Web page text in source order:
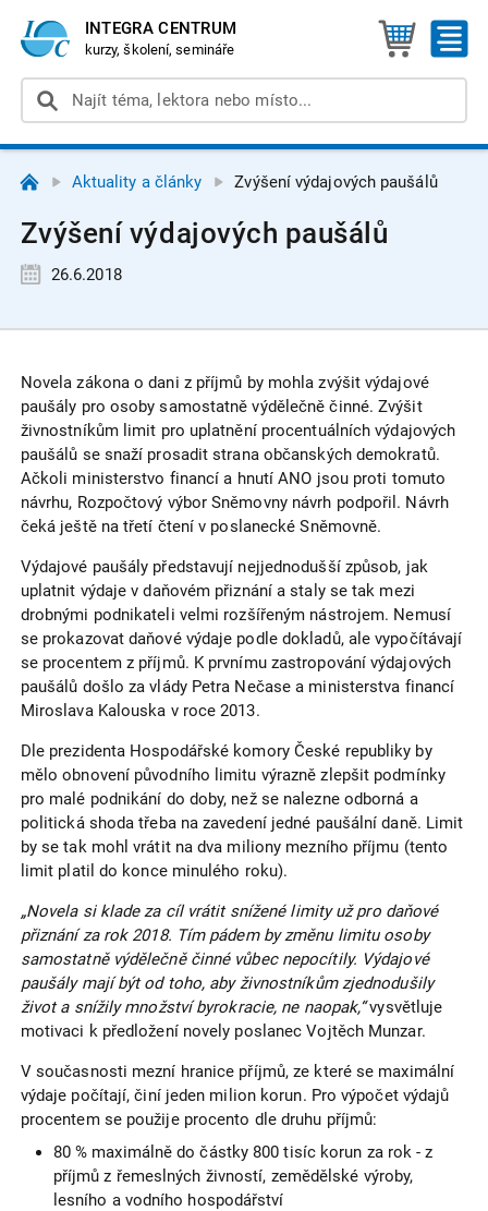
INTEGRA CENTRUM
kurzy, školení, semináře
Aktuality a články Zvýšení výdajových paušálů
Zvýšení výdajových paušálů
26.6.2018
Novela zákona o dani z příjmů by mohla zvýšit výdajové
paušály pro osoby samostatně výdělečně činné. Zvýšit
živnostníkům limit pro uplatnění procentuálních výdajových
paušálů se snaží prosadit strana občanských demokratů.
Ačkoli ministerstvo financí a hnutí ANO jsou proti tomuto
návrhu, Rozpočtový výbor Sněmovny návrh podpořil. Návrh
čeká ještě na třetí čtení v poslanecké Sněmovně.
Výdajové paušály představují nejjednodušší způsob, jak
uplatnit výdaje v daňovém přiznání a staly se tak mezi
drobnými podnikateli velmi rozšířeným nástrojem. Nemusí
se prokazovat daňové výdaje podle dokladů, ale vypočítávají
se procentem z příjmů. K prvnímu zastropování výdajových
paušálů došlo za vlády Petra Nečase a ministerstva financí
Miroslava Kalouska v roce 2013.
Dle prezidenta Hospodářské komory České republiky by
mělo obnovení původního limitu výrazně zlepšit podmínky
pro malé podnikání do doby, než se nalezne odborná a
politická shoda třeba na zavedení jedné paušální daně. Limit
by se tak mohl vrátit na dva miliony mezního příjmu (tento
limit platil do konce minulého roku).
„Novela si klade za cíl vrátit snížené limity už pro daňové
přiznání za rok 2018. Tím pádem by změnu limitu osoby
samostatně výdělečně činné vůbec nepocítily. Výdajové
paušály mají být od toho, aby živnostníkům zjednodušily
život a snížily množství byrokracie, ne naopak,“vysvětluje
motivaci k předložení novely poslanec Vojtěch Munzar.
V současnosti mezní hranice příjmů, ze které se maximální
výdaje počítají, činí jeden milion korun. Pro výpočet výdajů
procentem se použije procento dle druhu příjmů:
80 % maximálně do částky 800 tisíc korun za rok - z
příjmů z řemeslných živností, zemědělské výroby,
lesního a vodního hospodářství